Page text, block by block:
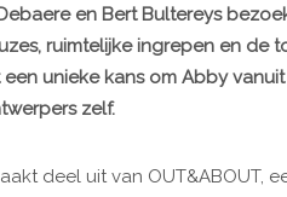
en Bert Bultereys
ruimtelijke ingrepen en de
unieke kans om Abby
zelf.
deel uit van OUT&ABOUT,